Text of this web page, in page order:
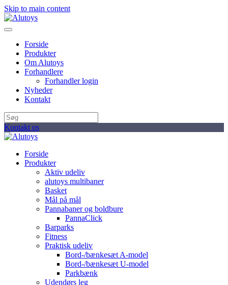
Skip to main content
Forside
Produkter
Om Alutoys
Forhandlere
Forhandler login
Nyheder
Kontakt
Kontakt os
Forside
Produkter
Aktiv udeliv
alutoys multibaner
Basket
Mål på mål
Pannabaner og boldbure
PannaClick
Barparks
Fitness
Praktisk udeliv
Bord-/bænkesæt A-model
Bord-/bænkesæt U-model
Parkbænk
Udendørs leg